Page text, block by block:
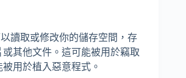
讀取或修改你的儲存空間，存
其他文件。這可能被用於竊取
用於植入惡意程式。